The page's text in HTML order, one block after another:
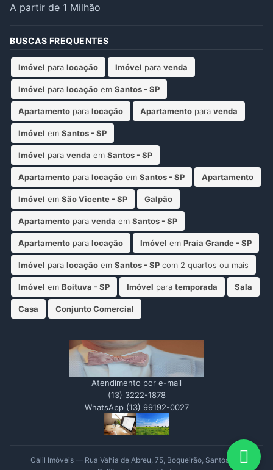
A partir de 1 Milhão
BUSCAS FREQUENTES
Imóvel para locação Imóvel para venda
Imóvel para locação em Santos - SP
Apartamento para locação Apartamento para venda
Imóvel em Santos - SP
Imóvel para venda em Santos - SP
Apartamento para locação em Santos - SP Apartamento
Imóvel em São Vicente - SP Galpão
Apartamento para venda em Santos - SP
Apartamento para locação Imóvel em Praia Grande - SP
Imóvel para locação em Santos - SP com 2 quartos ou mais
Imóvel em Boituva - SP Imóvel para temporada Sala
Casa Conjunto Comercial
Atendimento por e-mail
(13) 3222-1878
WhatsApp (13) 99192-0027
Calil Imóveis — Rua Vahia de Abreu, 75, Boqueirão, Santos, SP